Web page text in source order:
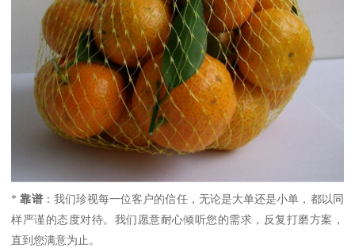
*靠谱：我们珍视每一位客户的信任，无论是大单还是小单，都以同
样严谨的态度对待。我们愿意耐心倾听您的需求，反复打磨方案，
直到您满意为止。